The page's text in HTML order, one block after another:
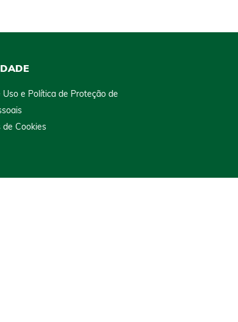
Uso e Política de Proteção de
de Cookies